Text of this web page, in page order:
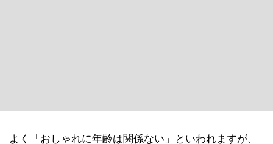
よく「おしゃれに年齢は関係ない」といわれますが、